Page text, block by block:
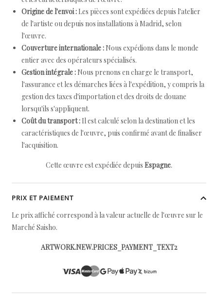
Origine de l'envoi : Les pièces sont expédiées depuis l'atelier
de l'artiste ou depuis nos installations à Madrid, selon
l'œuvre.
Couverture internationale : Nous expédions dans le monde
entier avec des opérateurs spécialisés.
Gestion intégrale : Nous prenons en charge le transport,
l'assurance et les démarches liées à l'expédition, y compris la
gestion des taxes d'importation et des droits de douane
lorsqu'ils s'appliquent.
Coût du transport : Il est calculé selon la destination et les
caractéristiques de l'œuvre, puis confirmé avant de finaliser
l'acquisition.
Cette œuvre est expédiée depuis Espagne.
PRIX ET PAIEMENT
Le prix affiché correspond à la valeur actuelle de l'œuvre sur le
Marché Saisho.
ARTWORK.NEW.PRICES_PAYMENT_TEXT2